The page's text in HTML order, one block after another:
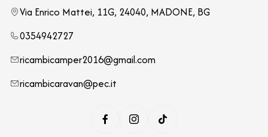
Via Enrico Mattei, 11G, 24040, MADONE, BG
0354942727
ricambicamper2016@gmail.com
ricambicaravan@pec.it